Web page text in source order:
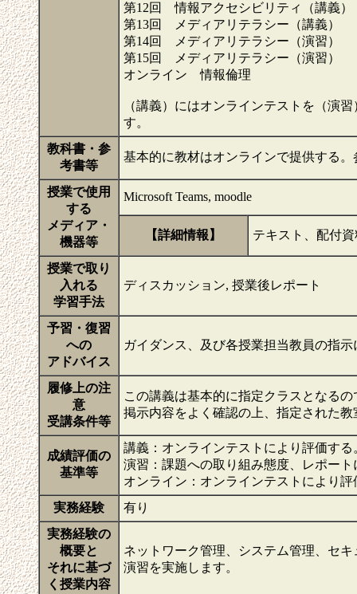
第12回 情報アクセシビリティ（講義）
第13回 メディアリテラシー（講義）
第14回 メディアリテラシー（演習）
第15回 メディアリテラシー（演習）
オンライン 情報倫理
（講義）にはオンラインテストを（演
す。
教科書・参
考書等
基本的に教材はオンラインで提供する
授業で使用
する
メディア・
機器等
Microsoft Teams, moodle
【詳細情報】 テキスト、配付
授業で取り
入れる
学習手法
ディスカッション, 授業後レポート
予習・復習
への
アドバイス
ガイダンス、及び各授業担当教員の指
履修上の注
意
受講条件等
この講義は基本的に指定クラスとなる
掲示内容をよく確認の上、指定された
成績評価の
基準等
講義：オンラインテストにより評価す
演習：課題への取り組み態度、レポー
オンライン：オンラインテストにより
実務経験
有り
実務経験の
概要と
それに基づ
く授業内容
ネットワーク管理、システム管理、セ
演習を実施します。